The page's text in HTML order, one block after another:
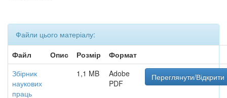
Файли цього матеріалу:
Файл
Опис Розмір
Формат
Збірник
наукових
праць
1,1 MB
Adobe
PDF
Переглянути/Відкрити